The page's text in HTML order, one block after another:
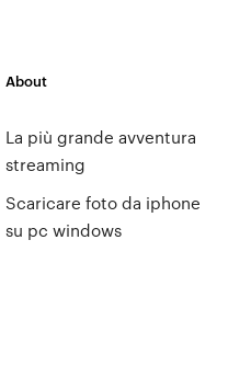
About
La più grande avventura
streaming
Scaricare foto da iphone
su pc windows